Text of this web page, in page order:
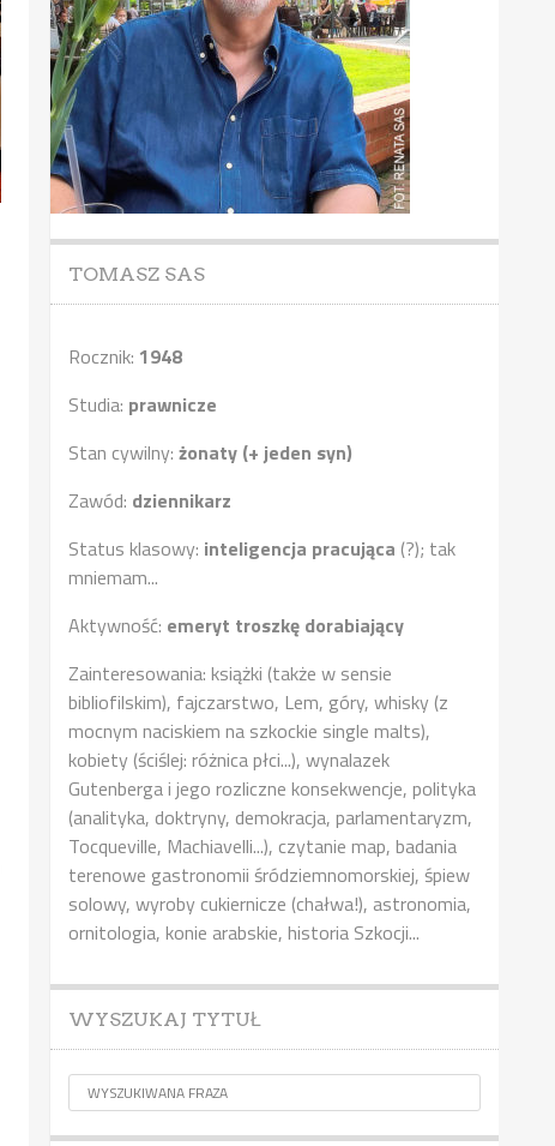
TOMASZ SAS
Rocznik: 1948
Studia: prawnicze
Stan cywilny: żonaty (+ jeden syn)
Zawód: dziennikarz
Status klasowy: inteligencja pracująca (?); tak
mniemam...
Aktywność: emeryt troszkę dorabiający
Zainteresowania: książki (także w sensie
bibliofilskim), fajczarstwo, Lem, góry, whisky (z
mocnym naciskiem na szkockie single malts),
kobiety (ściślej: różnica płci...), wynalazek
Gutenberga i jego rozliczne konsekwencje, polityka
(analityka, doktryny, demokracja, parlamentaryzm,
Tocqueville, Machiavelli...), czytanie map, badania
terenowe gastronomii śródziemnomorskiej, śpiew
solowy, wyroby cukiernicze (chałwa!), astronomia,
ornitologia, konie arabskie, historia Szkocji...
WYSZUKAJ TYTUŁ